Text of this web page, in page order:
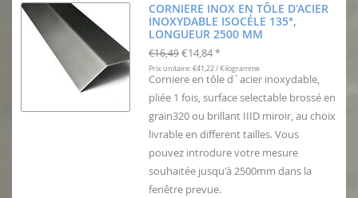
CORNIERE INOX EN TÔLE D'ACIER
INOXYDABLE ISOCÉLE 135°,
LONGUEUR 2500 MM
€16,49 €14,84 *
Prix unitaire: €41,22 / Kilogramme
Corniere en tôle d`acier inoxydable,
pliée 1 fois, surface selectable brossé en
grain320 ou brillant IIID miroir, au choix
livrable en different tailles. Vous
pouvez introdure votre mesure
souhaitée jusqu'à 2500mm dans la
fenêtre prevue.